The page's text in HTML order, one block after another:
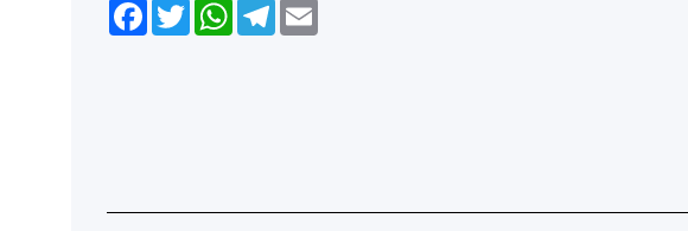
Facebook
TwitterWhatsApp
Telegram